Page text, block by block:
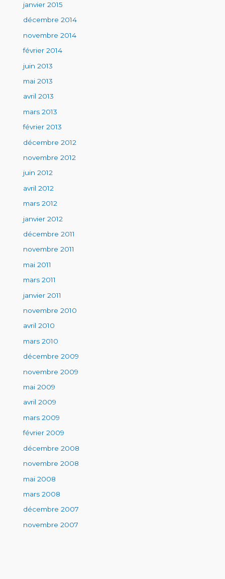
janvier 2015
décembre 2014
novembre 2014
février 2014
juin 2013
mai 2013
avril 2013
mars 2013
février 2013
décembre 2012
novembre 2012
juin 2012
avril 2012
mars 2012
janvier 2012
décembre 2011
novembre 2011
mai 2011
mars 2011
janvier 2011
novembre 2010
avril 2010
mars 2010
décembre 2009
novembre 2009
mai 2009
avril 2009
mars 2009
février 2009
décembre 2008
novembre 2008
mai 2008
mars 2008
décembre 2007
novembre 2007